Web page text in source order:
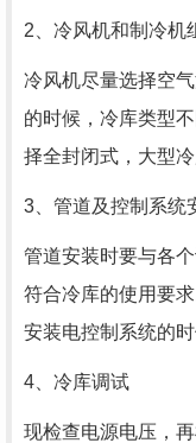
2、冷风机和制冷机
冷风机尽量选择空
的时候，冷库类型
择全封闭式，大型
3、管道及控制系统
管道安装时要与各
符合冷库的使用要
安装电控制系统的
4、冷库调试
现检查电源电压，